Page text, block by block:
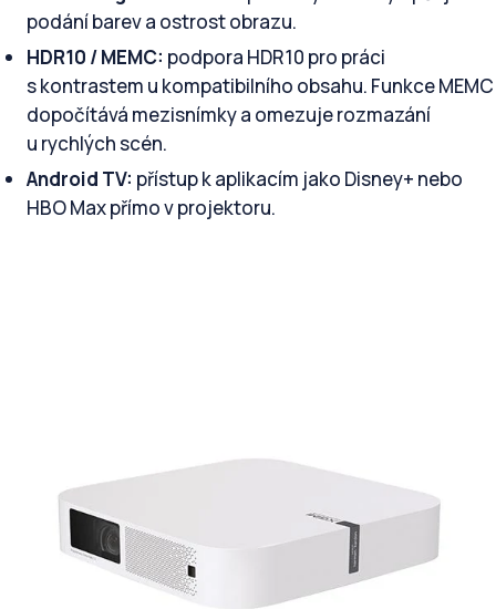
podání barev a ostrost obrazu.
HDR10 / MEMC: podpora HDR10 pro práci
s kontrastem u kompatibilního obsahu. Funkce MEMC
dopočítává mezisnímky a omezuje rozmazání
u rychlých scén.
Android TV: přístup k aplikacím jako Disney+ nebo
HBO Max přímo v projektoru.